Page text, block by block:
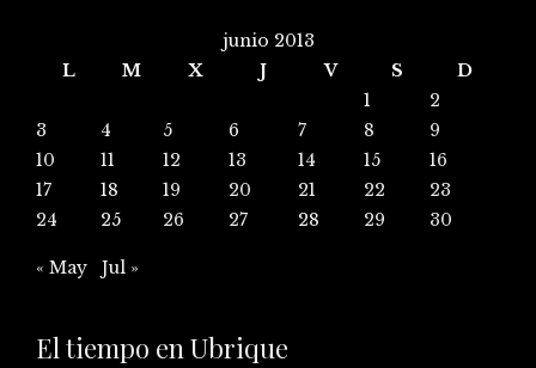
junio 2013
L
M X J V S
D
1
2
3
4 5 6 7 8
9
10
11 12 13 14 15
16
17
18 19 20 21 22
23
24
25 26 27 28 29 30
« May Jul »
El tiempo en Ubrique